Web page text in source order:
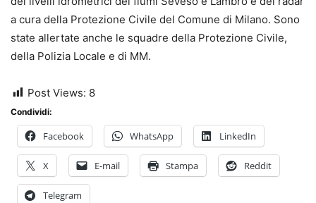
a cura della Protezione Civile del Comune di Milano. Sono
state allertate anche le squadre della Protezione Civile,
della Polizia Locale e di MM.
Post Views: 8
Condividi:
Facebook WhatsApp LinkedIn
X E-mail Stampa Reddit
Telegram